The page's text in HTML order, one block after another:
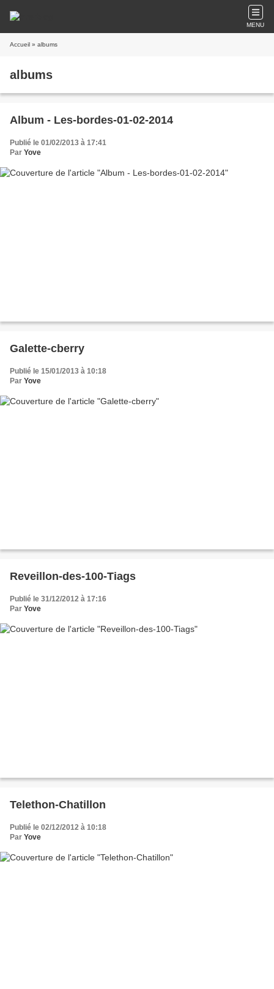
MENU
Accueil » albums
albums
Album - Les-bordes-01-02-2014
Publié le 01/02/2013 à 17:41
Par Yove
Galette-cberry
Publié le 15/01/2013 à 10:18
Par Yove
Reveillon-des-100-Tiags
Publié le 31/12/2012 à 17:16
Par Yove
Telethon-Chatillon
Publié le 02/12/2012 à 10:18
Par Yove